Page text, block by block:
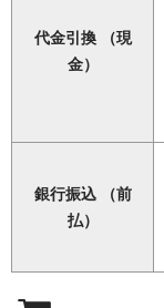
代金引換 （現
金）
銀行振込 （前
払）